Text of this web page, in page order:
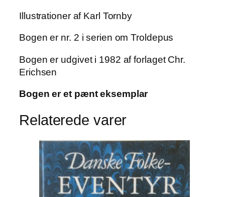
Illustrationer af Karl Tornby
Bogen er nr. 2 i serien om Troldepus
Bogen er udgivet i 1982 af forlaget Chr.
Erichsen
Bogen er et pænt eksemplar
Relaterede varer